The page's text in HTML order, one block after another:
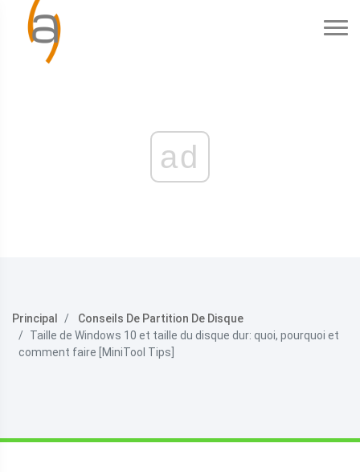
ad
Principal
Conseils De Partition De Disque
Taille de Windows 10 et taille du disque dur: quoi, pourquoi et
comment faire [MiniTool Tips]